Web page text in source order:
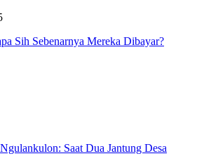
Sih Sebenarnya Mereka Dibayar?
Saat Dua Jantung Desa